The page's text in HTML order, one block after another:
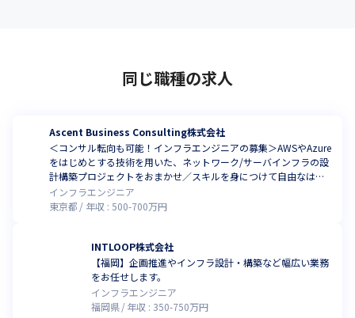
同じ職種の求人
Ascent Business Consulting株式会社
＜コンサル転向も可能！インフラエンジニアの募集＞AWSやAzure
をはじめとする技術を用いた、ネットワーク/サーバインフラの設
計構築プロジェクトをおまかせ／スキルを身につけて自由なはた
らき方を叶えられる環境
インフラエンジニア
東京都
年収 : 500-700万円
INTLOOP株式会社
【福岡】企画推進やインフラ設計・構築など幅広い業務
をお任せします。
インフラエンジニア
福岡県
年収 : 350-750万円